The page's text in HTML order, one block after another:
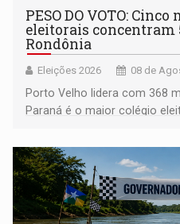
PESO DO VOTO:
eleitorais concentram
Rondônia
Eleições 2026 08 de
Porto Velho lidera com 368
Paraná é o maior colégio